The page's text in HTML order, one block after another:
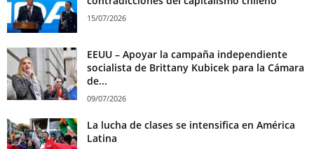
15/07/2026
EEUU – Apoyar la campaña independiente
socialista de Brittany Kubicek para la Cámara
de...
09/07/2026
La lucha de clases se intensifica en América
Latina